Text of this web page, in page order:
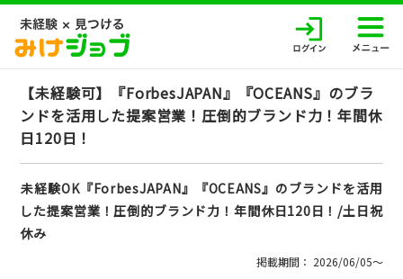
【未経験可】『ForbesJAPAN』『OCEANS』のブラ
ンドを活用した提案営業！圧倒的ブランド力！年間休
日120日！
未経験OK『ForbesJAPAN』『OCEANS』のブランドを活用
した提案営業！圧倒的ブランド力！年間休日120日！/土日祝
休み
掲載期間： 2026/06/05〜